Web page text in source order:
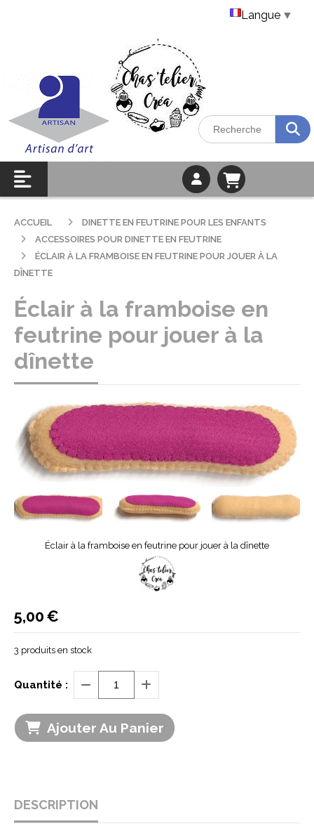
ACCUEIL
DINETTE EN FEUTRINE POUR LES ENFANTS
ACCESSOIRES POUR DINETTE EN FEUTRINE
ÉCLAIR À LA FRAMBOISE EN FEUTRINE POUR JOUER À LA
DÎNETTE
Éclair à la framboise en
feutrine pour jouer à la
dînette
Éclair à la framboise en feutrine pour jouer à la dînette
5,00€
3 produits en stock
Quantité :
Ajouter Au Panier
DESCRIPTION
Langue ▼